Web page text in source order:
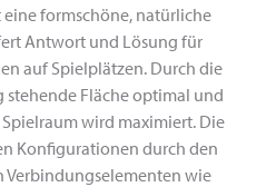
formschöne, natürliche
Antwort und Lösung für
auf Spielplätzen. Durch die
stehende Fläche optimal und
wird maximiert. Die
Konfigurationen durch den
Verbindungselementen wie